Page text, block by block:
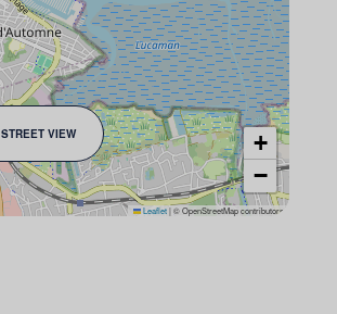
STREET VIEW
+
−
Leaflet |© OpenStreetMap contributors